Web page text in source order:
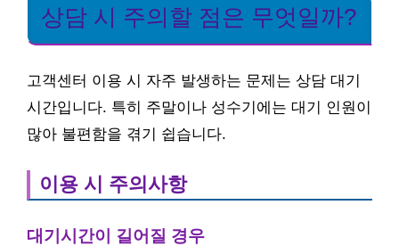
상담 시 주의할 점은 무엇일까?
고객센터 이용 시 자주 발생하는 문제는 상담 대기
시간입니다. 특히 주말이나 성수기에는 대기 인원이
많아 불편함을 겪기 쉽습니다.
이용 시 주의사항
대기시간이 길어질 경우